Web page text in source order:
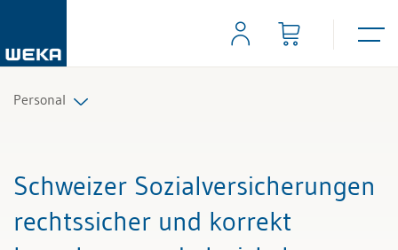
Personal
Arbeitsverträge und Reglemente
Schweizer Sozialversicherungen
rechtssicher und korrekt